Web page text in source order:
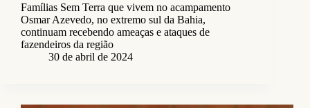
Famílias Sem Terra que vivem no acampamento
Osmar Azevedo, no extremo sul da Bahia,
continuam recebendo ameaças e ataques de
fazendeiros da região
30 de abril de 2024